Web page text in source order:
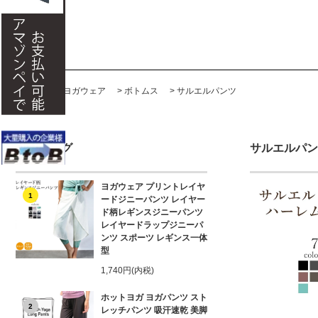
ホーム ヨガウェア > ボトムス > サルエルパンツ
ランキング
1
ヨガウェア プリントレイヤ
ードジニーパンツ レイヤー
ド柄レギンスジニーパンツ
レイヤードラップジニーパ
ンツ スポーツ レギンス一体
型
1,740円(内税)
2
ホットヨガ ヨガパンツ スト
レッチパンツ 吸汗速乾 美脚
サルエルパ